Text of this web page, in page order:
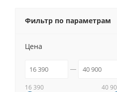
Фильтр по параметрам
Цена
16 390 40